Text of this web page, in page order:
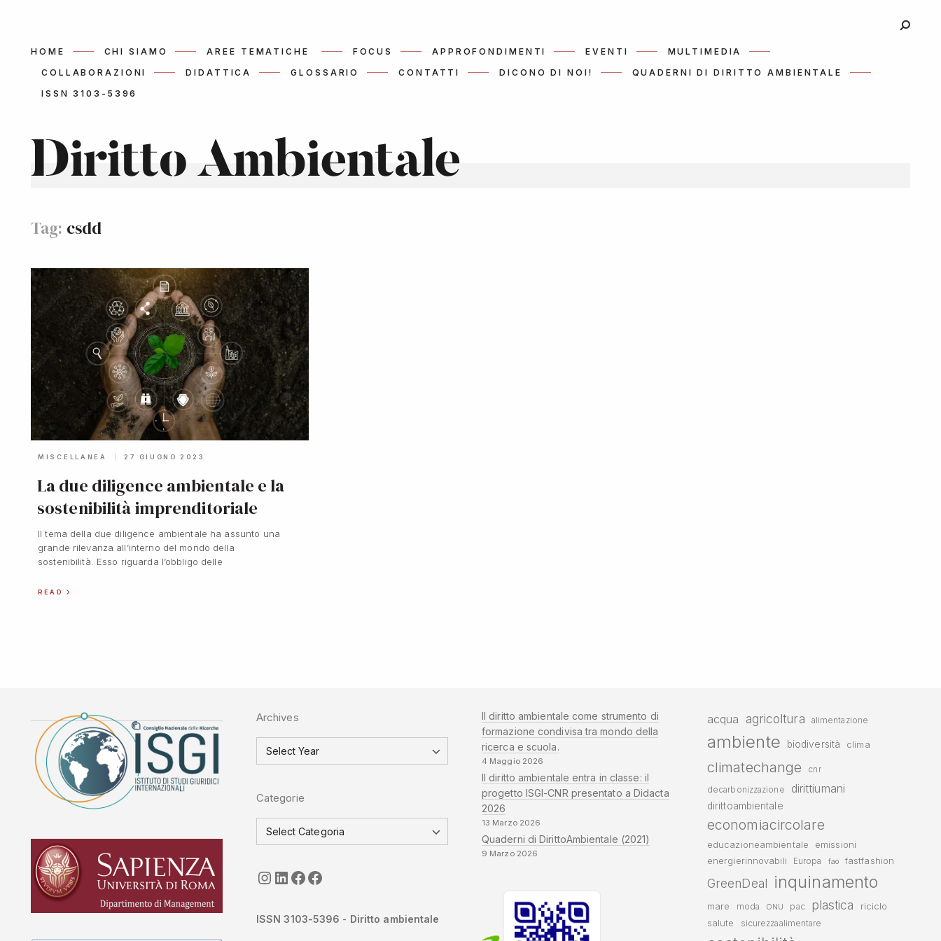
HOME CHI SIAMO AREE TEMATICHE FOCUS APPROFONDIMENTI EVENTI
MULTIMEDIA
COLLABORAZIONI
DIDATTICA GLOSSARIO CONTATTI DICONO DI NOI!
QUADERNI DI DIRITTO AMBIENTALE
ISSN 3103-5396
Diritto Ambientale
Tag: csdd
MISCELLANEA 27 GIUGNO 2023
La due diligence ambientale e la
sostenibilità imprenditoriale
Il tema della due diligence ambientale ha assunto una
grande rilevanza all’interno del mondo della
sostenibilità. Esso riguarda l’obbligo delle
READ
Archives
Categorie
seguici
LinkedIn
ISGI-CNRSapienza
ISSN 3103-5396 - Diritto ambientale
Il diritto ambientale come strumento di
formazione condivisa tra mondo della
ricerca e scuola.
4 Maggio 2026
Il diritto ambientale entra in classe: il
progetto ISGI-CNR presentato a Didacta
2026
13 Marzo 2026
Quaderni di DirittoAmbientale (2021)
9 Marzo 2026
acqua agricoltura alimentazione
ambiente biodiversità clima
climatechange cnr
decarbonizzazione dirittiumani
dirittoambientale
economiacircolare
educazioneambientale
emissioni
energierinnovabili
Europa fao fastfashion
GreenDeal inquinamento
mare moda ONU pac plastica
riciclo
salute
sicurezzaalimentare